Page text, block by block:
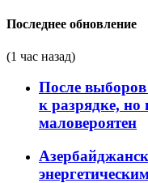
Последнее обновление
(1 час назад)
После
к разрядке, но
маловероятен